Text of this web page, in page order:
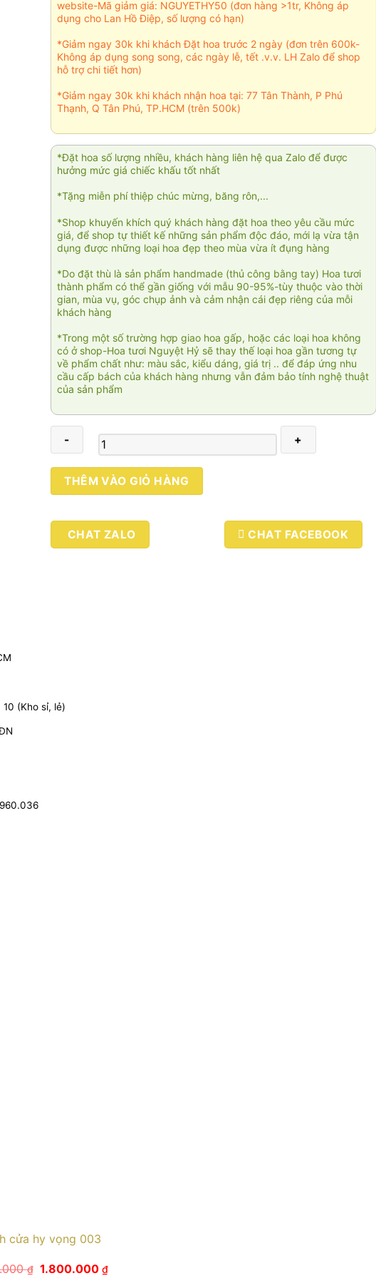
website-Mã giảm giá: NGUYETHY50 (đơn hàng >1tr, Không áp
dụng cho Lan Hồ Điệp, số lượng có hạn)
*Giảm ngay 30k khi khách Đặt hoa trước 2 ngày (đơn trên 600k-
Không áp dụng song song, các ngày lễ, tết .v.v. LH Zalo để shop
hỗ trợ chi tiết hơn)
*Giảm ngay 30k khi khách nhận hoa tại: 77 Tân Thành, P Phú
Thạnh, Q Tân Phú, TP.HCM (trên 500k)
*Đặt hoa số lượng nhiều, khách hàng liên hệ qua Zalo để được
hưởng mức giá chiếc khấu tốt nhất
*Tặng miễn phí thiệp chúc mừng, băng rôn,...
*Shop khuyến khích quý khách hàng đặt hoa theo yêu cầu mức
giá, để shop tự thiết kế những sản phẩm độc đáo, mới lạ vừa tận
dụng được những loại hoa đẹp theo mùa vừa ít đụng hàng
*Do đặt thù là sản phẩm handmade (thủ công bằng tay) Hoa tươi
thành phẩm có thể gần giống với mẫu 90-95%-tùy thuộc vào thời
gian, mùa vụ, góc chụp ảnh và cảm nhận cái đẹp riêng của mỗi
khách hàng
*Trong một số trường hợp giao hoa gấp, hoặc các loại hoa không
có ở shop-Hoa tươi Nguyệt Hỷ sẽ thay thế loại hoa gần tương tự
về phẩm chất như: màu sắc, kiểu dáng, giá trị .. để đáp ứng nhu
cầu cấp bách của khách hàng nhưng vẫn đảm bảo tính nghệ thuật
của sản phẩm
điệu
đường
THÊM VÀO GIỎ HÀNG
CHAT ZALO CHAT FACEBOOK
(Kho sỉ, lẻ)
cửa hy vọng 003
₫ Giá
1.800.000₫Giá